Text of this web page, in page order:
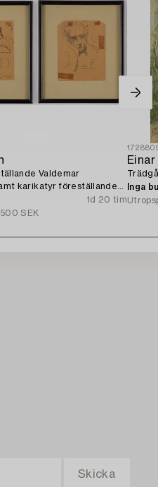
Valdemar
karikatyr föreställande
1d 20 tim
SEK
Inga